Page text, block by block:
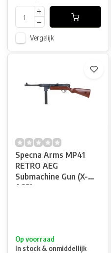
Vergelijk
Specna Arms MP41
RETRO AEG
Submachine Gun (X-
ASR)
Op voorraad
In stock & onmiddellijk